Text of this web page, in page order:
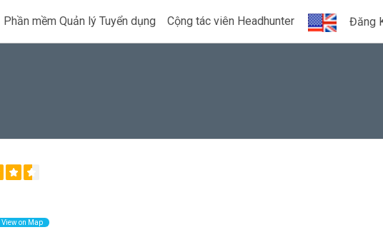
Phần mềm Quản lý Tuyển dụng Cộng tác viên Headhunter Đăng
View on Map